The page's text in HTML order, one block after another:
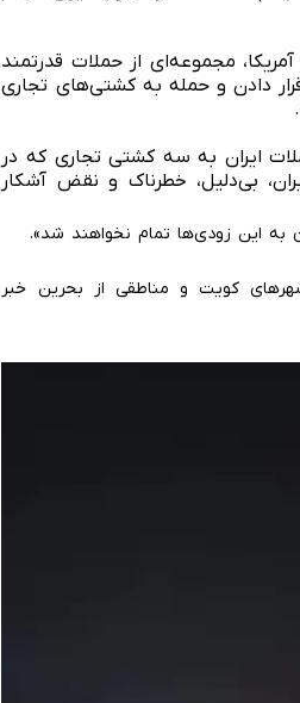
مجموعه‌ای از حملات قدرتمند
دادن و حمله به کشتی‌های تجاری
ایران به سه کشتی تجاری که در
بی‌دلیل، خطرناک و نقض آشکار
این زودی‌ها تمام نخواهند شد».
کویت و مناطقی از بحرین خبر